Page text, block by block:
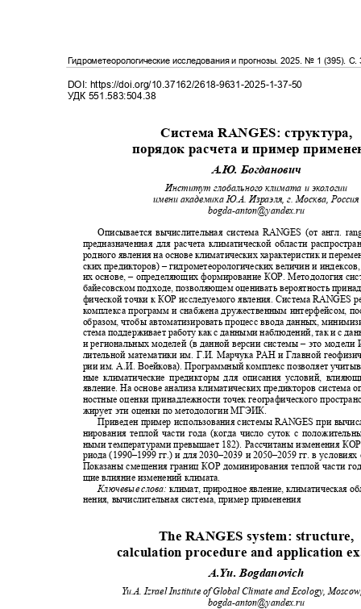
Гидрометеорологические исследования и прогнозы. 2025. № 1 (395). С.
DOI: https://doi.org/10.37162/2618-9631-2025-1-37-50
УДК 551.583:504.38
Система RANGES: структура,
порядок расчета и пример
А.Ю. Богданович
Институт глобального климата и экологии
имени академика Ю.А. Израэля, г. Москва,
bogda-anton@yandex.ru
Описывается вычислительная система RANGES (от англ.
предназначенная для расчета климатической области
родного явления на основе климатических характеристик и
ских предикторов)–гидрометеорологических величин и
их основе, – определяющих формирование КОР. Методология
байесовском подходе, позволяющем оценивать вероятность
фической точки к КОР исследуемого явления. Система RANGES
комплекса программ и снабжена дружественным интерфейсом,
образом, чтобы автоматизировать процесс ввода данных,
стема поддерживает работу как с данными наблюдений, так и с
и региональных моделей (в данной версии системы– это модели
лительной математики им. Г.И. Марчука РАН и Главной
рии им. А.И. Воейкова). Программный комплекс позволяет
ные климатические предикторы для описания условий,
явление. На основе анализа климатических предикторов система
ностные оценки принадлежности точек географического
жирует эти оценки по методологии МГЭИК.
Приведен пример использования системы RANGES при
нирования теплой части года (когда число суток с
ными температурами превышает 182). Рассчитаны изменения
риода (1990–1999 гг.) и для 2030–2039 и 2050–2059 гг. в
Показаны смещения границ КОР доминирования теплой части
щие влияние изменений климата.
Ключевые слова: климат, природное явление, климатическая
нения, вычислительная система, пример применения
The RANGES system: structure,
calculation procedure and application
A.Yu. Bogdanovich
Yu.A. Izrael Institute of Global Climate and Ecology,
bogda-anton@yandex.ru